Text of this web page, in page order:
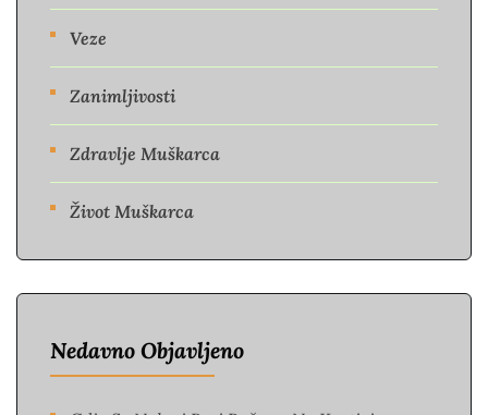
Veze
Zanimljivosti
Zdravlje Muškarca
Život Muškarca
Nedavno Objavljeno